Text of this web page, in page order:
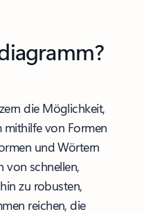
die Möglichkeit,
mithilfe von Formen
und Wörtern
von schnellen,
zu robusten,
reichen, die